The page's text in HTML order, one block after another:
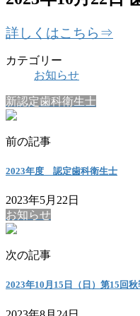
詳しくはこちら⇒
カテゴリー
お知らせ
新認定歯科衛生士
前の記事
2023年度 認定歯科衛生士
2023年5月22日
お知らせ
次の記事
2023年10月15日（日）第15回